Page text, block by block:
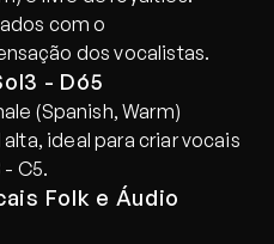
com o
dos vocalistas.
- Dó5
(Spanish, Warm)
ideal para criar vocais
C5.
Folk e Áudio